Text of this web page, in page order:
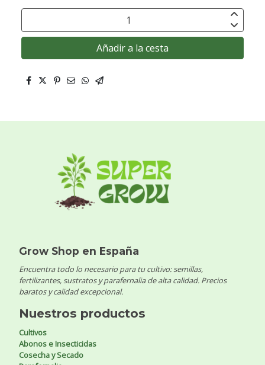
Añadir a la cesta
Grow Shop en España
Encuentra todo lo necesario para tu cultivo: semillas,
fertilizantes, sustratos y parafernalia de alta calidad. Precios
baratos y calidad excepcional.
Nuestros productos
Cultivos
Abonos e Insecticidas
Cosecha y Secado